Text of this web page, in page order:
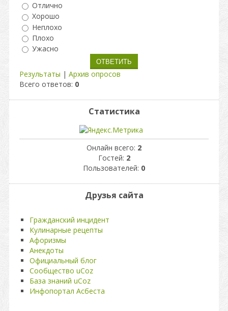
Отлично
Хорошо
Неплохо
Плохо
Ужасно
Результаты | Архив опросов
Всего ответов: 0
Статистика
Онлайн всего: 2
Гостей: 2
Пользователей: 0
Друзья сайта
Гражданский инцидент
Кулинарные рецепты
Афоризмы
Анекдоты
Официальный блог
Сообщество uCoz
База знаний uCoz
Инфопортал Асбеста